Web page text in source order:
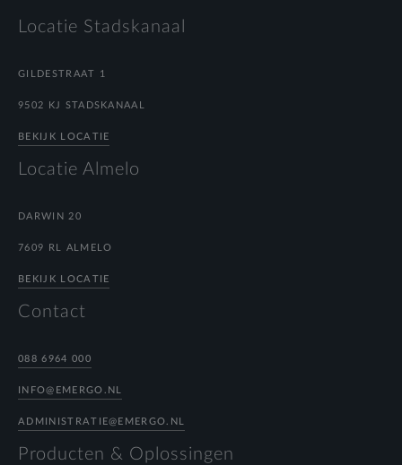
Locatie Stadskanaal
GILDESTRAAT 1
9502 KJ STADSKANAAL
BEKIJK LOCATIE
Locatie Almelo
DARWIN 20
7609 RL ALMELO
BEKIJK LOCATIE
Contact
088 6964 000
INFO@EMERGO.NL
ADMINISTRATIE@EMERGO.NL
Producten & Oplossingen